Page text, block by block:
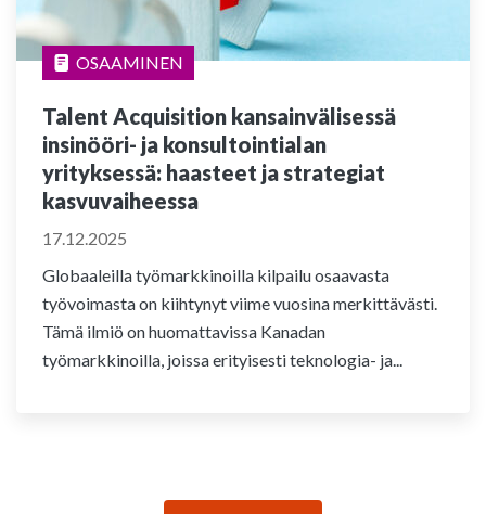
OSAAMINEN
Talent Acquisition kansainvälisessä
insinööri- ja konsultointialan
yrityksessä: haasteet ja strategiat
kasvuvaiheessa
17.12.2025
Globaaleilla työmarkkinoilla kilpailu osaavasta
työvoimasta on kiihtynyt viime vuosina merkittävästi.
Tämä ilmiö on huomattavissa Kanadan
työmarkkinoilla, joissa erityisesti teknologia- ja...